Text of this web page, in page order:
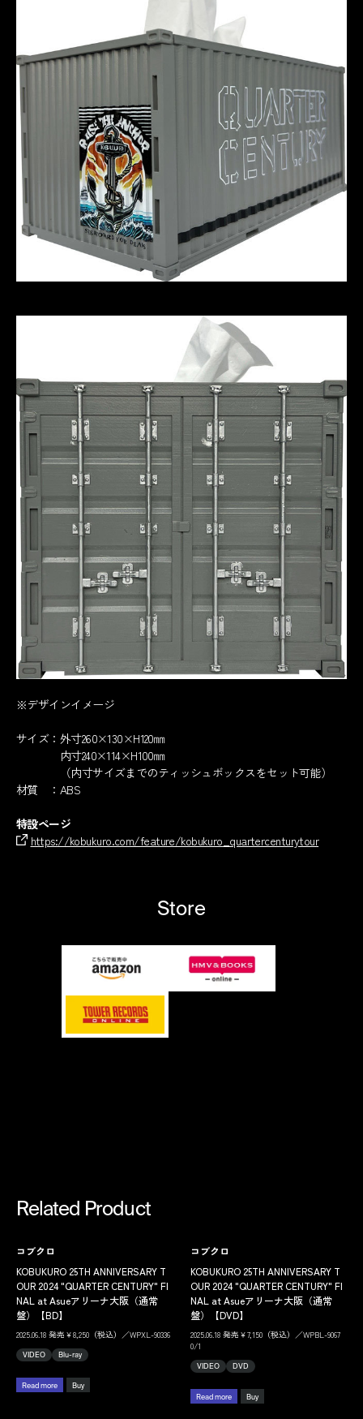
※デザインイメージ
サイズ：外寸260×130×H120㎜
内寸240×114×H100㎜
（内寸サイズまでのティッシュボックスをセット可能）
材質 ：ABS
特設ページ
https://kobukuro.com/feature/kobukuro_quartercenturytour
Store
Related Product
コブクロ
KOBUKURO 25TH ANNIVERSARY T
OUR 2024 "QUARTER CENTURY" FI
NAL at Asueアリーナ大阪（通常
盤）【BD】
2025.06.18 発売￥8,250（税込）／WPXL-90336
VIDEO Blu-ray
Read more Buy
コブクロ
KOBUKURO 25TH ANNIVERSARY T
OUR 2024 "QUARTER CENTURY" FI
NAL at Asueアリーナ大阪（通常
盤）【DVD】
2025.06.18 発売￥7,150（税込）／WPBL-9067
0/1
VIDEO DVD
Read more Buy